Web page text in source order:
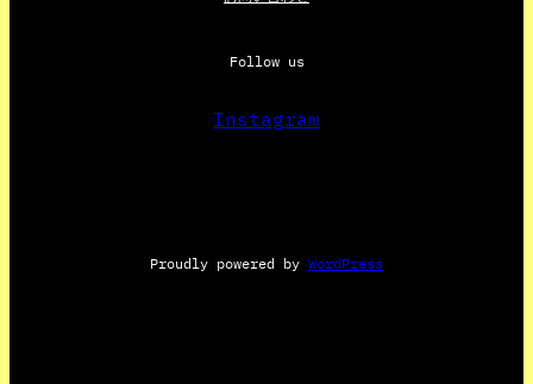
Follow us
Instagram
Proudly powered by WordPress